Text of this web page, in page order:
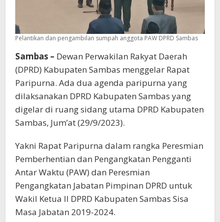
Pelantikan dan pengambilan sumpah anggota PAW DPRD Sambas
Sambas – Dewan Perwakilan Rakyat Daerah
(DPRD) Kabupaten Sambas menggelar Rapat
Paripurna. Ada dua agenda paripurna yang
dilaksanakan DPRD Kabupaten Sambas yang
digelar di ruang sidang utama DPRD Kabupaten
Sambas, Jum’at (29/9/2023).
Yakni Rapat Paripurna dalam rangka Peresmian
Pemberhentian dan Pengangkatan Pengganti
Antar Waktu (PAW) dan Peresmian
Pengangkatan Jabatan Pimpinan DPRD untuk
Wakil Ketua II DPRD Kabupaten Sambas Sisa
Masa Jabatan 2019-2024.